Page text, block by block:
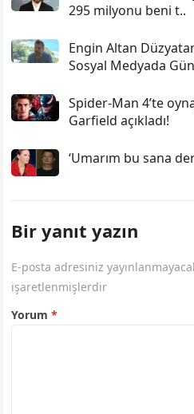
295 milyonu beni t..
Engin Altan
Sosyal Medyada
Spider-Man 4’te
Garfield açıkladı!
‘Umarım bu sana
Bir yanıt yazın
E-posta adresiniz
işaretlenmişlerdir
Yorum*